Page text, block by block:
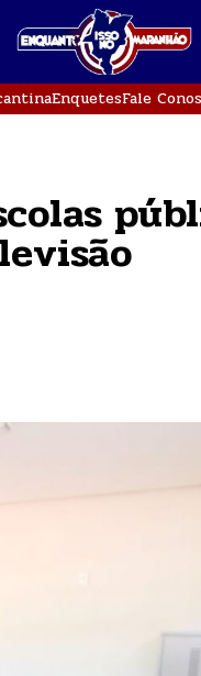
EnquetesFale